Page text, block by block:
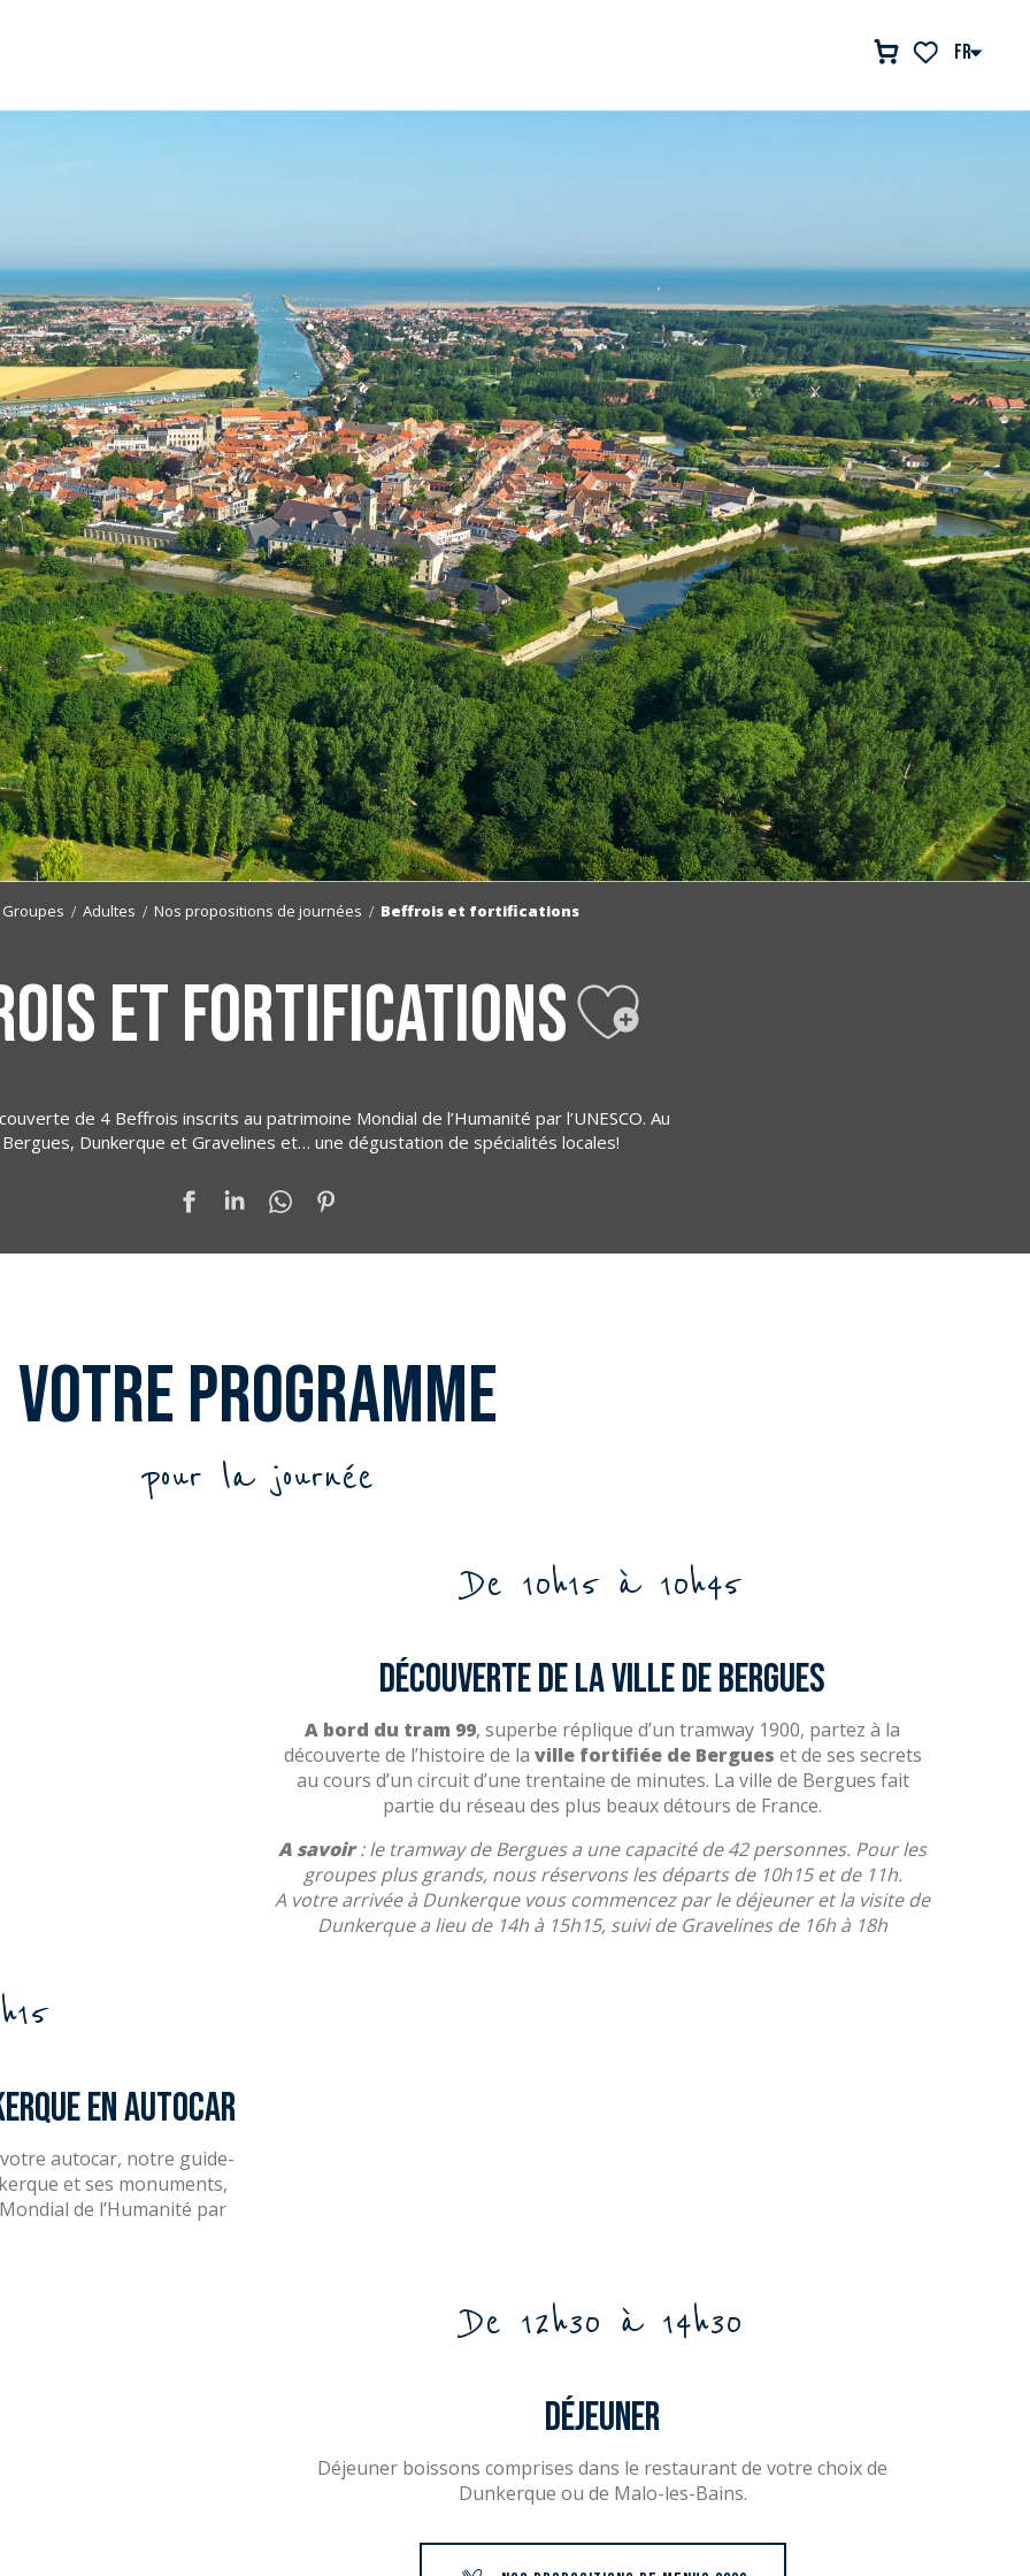
FR
Groupes Adultes Nos propositions de journées Beffrois et fortifications
et fortificationsAjouter aux
de 4 Beffrois inscrits au patrimoine Mondial de l’Humanité par l’UNESCO. Au
Dunkerque et Gravelines et… une dégustation de spécialités locales!
Votre programme
pour la journée
De 10h15 à 10h45
Découverte de la ville de Bergues
A bord du tram 99, superbe réplique d’un tramway 1900, partez à la
découverte de l’histoire de la ville fortifiée de Bergues et de ses secrets
au cours d’un circuit d’une trentaine de minutes. La ville de Bergues fait
partie du réseau des plus beaux détours de France.
A savoir: le tramway de Bergues a une capacité de 42 personnes. Pour les
groupes plus grands, nous réservons les départs de 10h15 et de 11h.
A votre arrivée à Dunkerque vous commencez par le déjeuner et la visite de
Dunkerque a lieu de 14h à 15h15, suivi de Gravelines de 16h à 18h
en autocar
autocar, notre guide-
et ses monuments,
de l’Humanité par
De 12h30 à 14h30
Déjeuner
Déjeuner boissons comprises dans le restaurant de votre choix de
Dunkerque ou de Malo-les-Bains.